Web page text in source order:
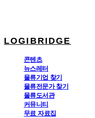
LOGIBRIDGE
콘텐츠
뉴스레터
물류기업 찾기
물류전문가 찾기
물류도서관
커뮤니티
무료 자료집